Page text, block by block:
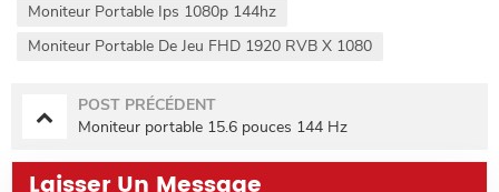
Moniteur Portable Ips 1080p 144hz
Moniteur Portable De Jeu FHD 1920 RVB X 1080
POST PRÉCÉDENT
Moniteur portable 15.6 pouces 144 Hz